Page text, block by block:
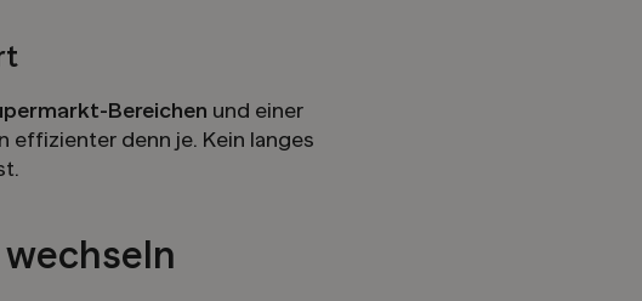
Bereichen und einer
effizienter denn je. Kein langes